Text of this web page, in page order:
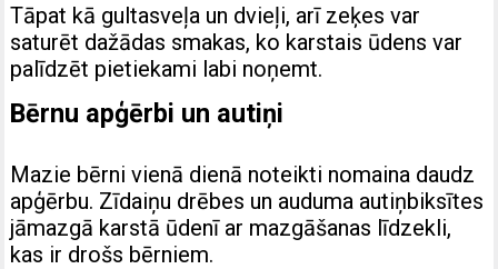
Tāpat kā gultasveļa un dvieļi, arī zeķes var
saturēt dažādas smakas, ko karstais ūdens var
palīdzēt pietiekami labi noņemt.
Bērnu apģērbi un autiņi
Mazie bērni vienā dienā noteikti nomaina daudz
apģērbu. Zīdaiņu drēbes un auduma autiņbiksītes
jāmazgā karstā ūdenī ar mazgāšanas līdzekli,
kas ir drošs bērniem.